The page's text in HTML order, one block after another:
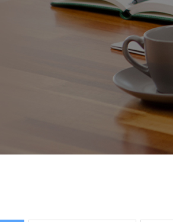
멘토선생님